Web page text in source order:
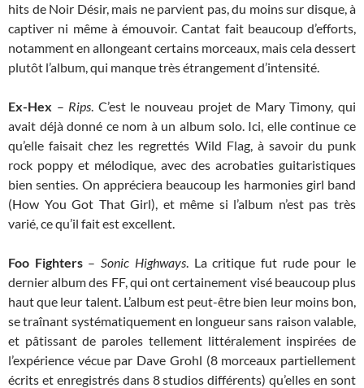
hits de Noir Désir, mais ne parvient pas, du moins sur disque, à
captiver ni même à émouvoir. Cantat fait beaucoup d’efforts,
notamment en allongeant certains morceaux, mais cela dessert
plutôt l’album, qui manque très étrangement d’intensité.
Ex-Hex – Rips. C’est le nouveau projet de Mary Timony, qui
avait déjà donné ce nom à un album solo. Ici, elle continue ce
qu’elle faisait chez les regrettés Wild Flag, à savoir du punk
rock poppy et mélodique, avec des acrobaties guitaristiques
bien senties. On appréciera beaucoup les harmonies girl band
(How You Got That Girl), et même si l’album n’est pas très
varié, ce qu’il fait est excellent.
Foo Fighters–Sonic Highways. La critique fut rude pour le
dernier album des FF, qui ont certainement visé beaucoup plus
haut que leur talent. L’album est peut-être bien leur moins bon,
se traînant systématiquement en longueur sans raison valable,
et pâtissant de paroles tellement littéralement inspirées de
l’expérience vécue par Dave Grohl (8 morceaux partiellement
écrits et enregistrés dans 8 studios différents) qu’elles en sont